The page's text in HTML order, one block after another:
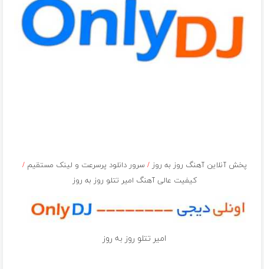
پخش آنلاین آهنگ روز به روز/ سرور دانلود پرسرعت و لینک مستقیم/
کیفیت عالی آهنگ امیر تتلو روز به روز
امیر تتلو روز به روز